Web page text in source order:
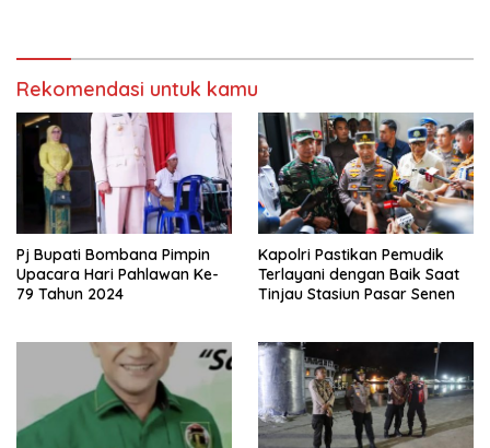
Rekomendasi untuk kamu
Pj Bupati Bombana Pimpin
Upacara Hari Pahlawan Ke-
79 Tahun 2024
Kapolri Pastikan Pemudik
Terlayani dengan Baik Saat
Tinjau Stasiun Pasar Senen